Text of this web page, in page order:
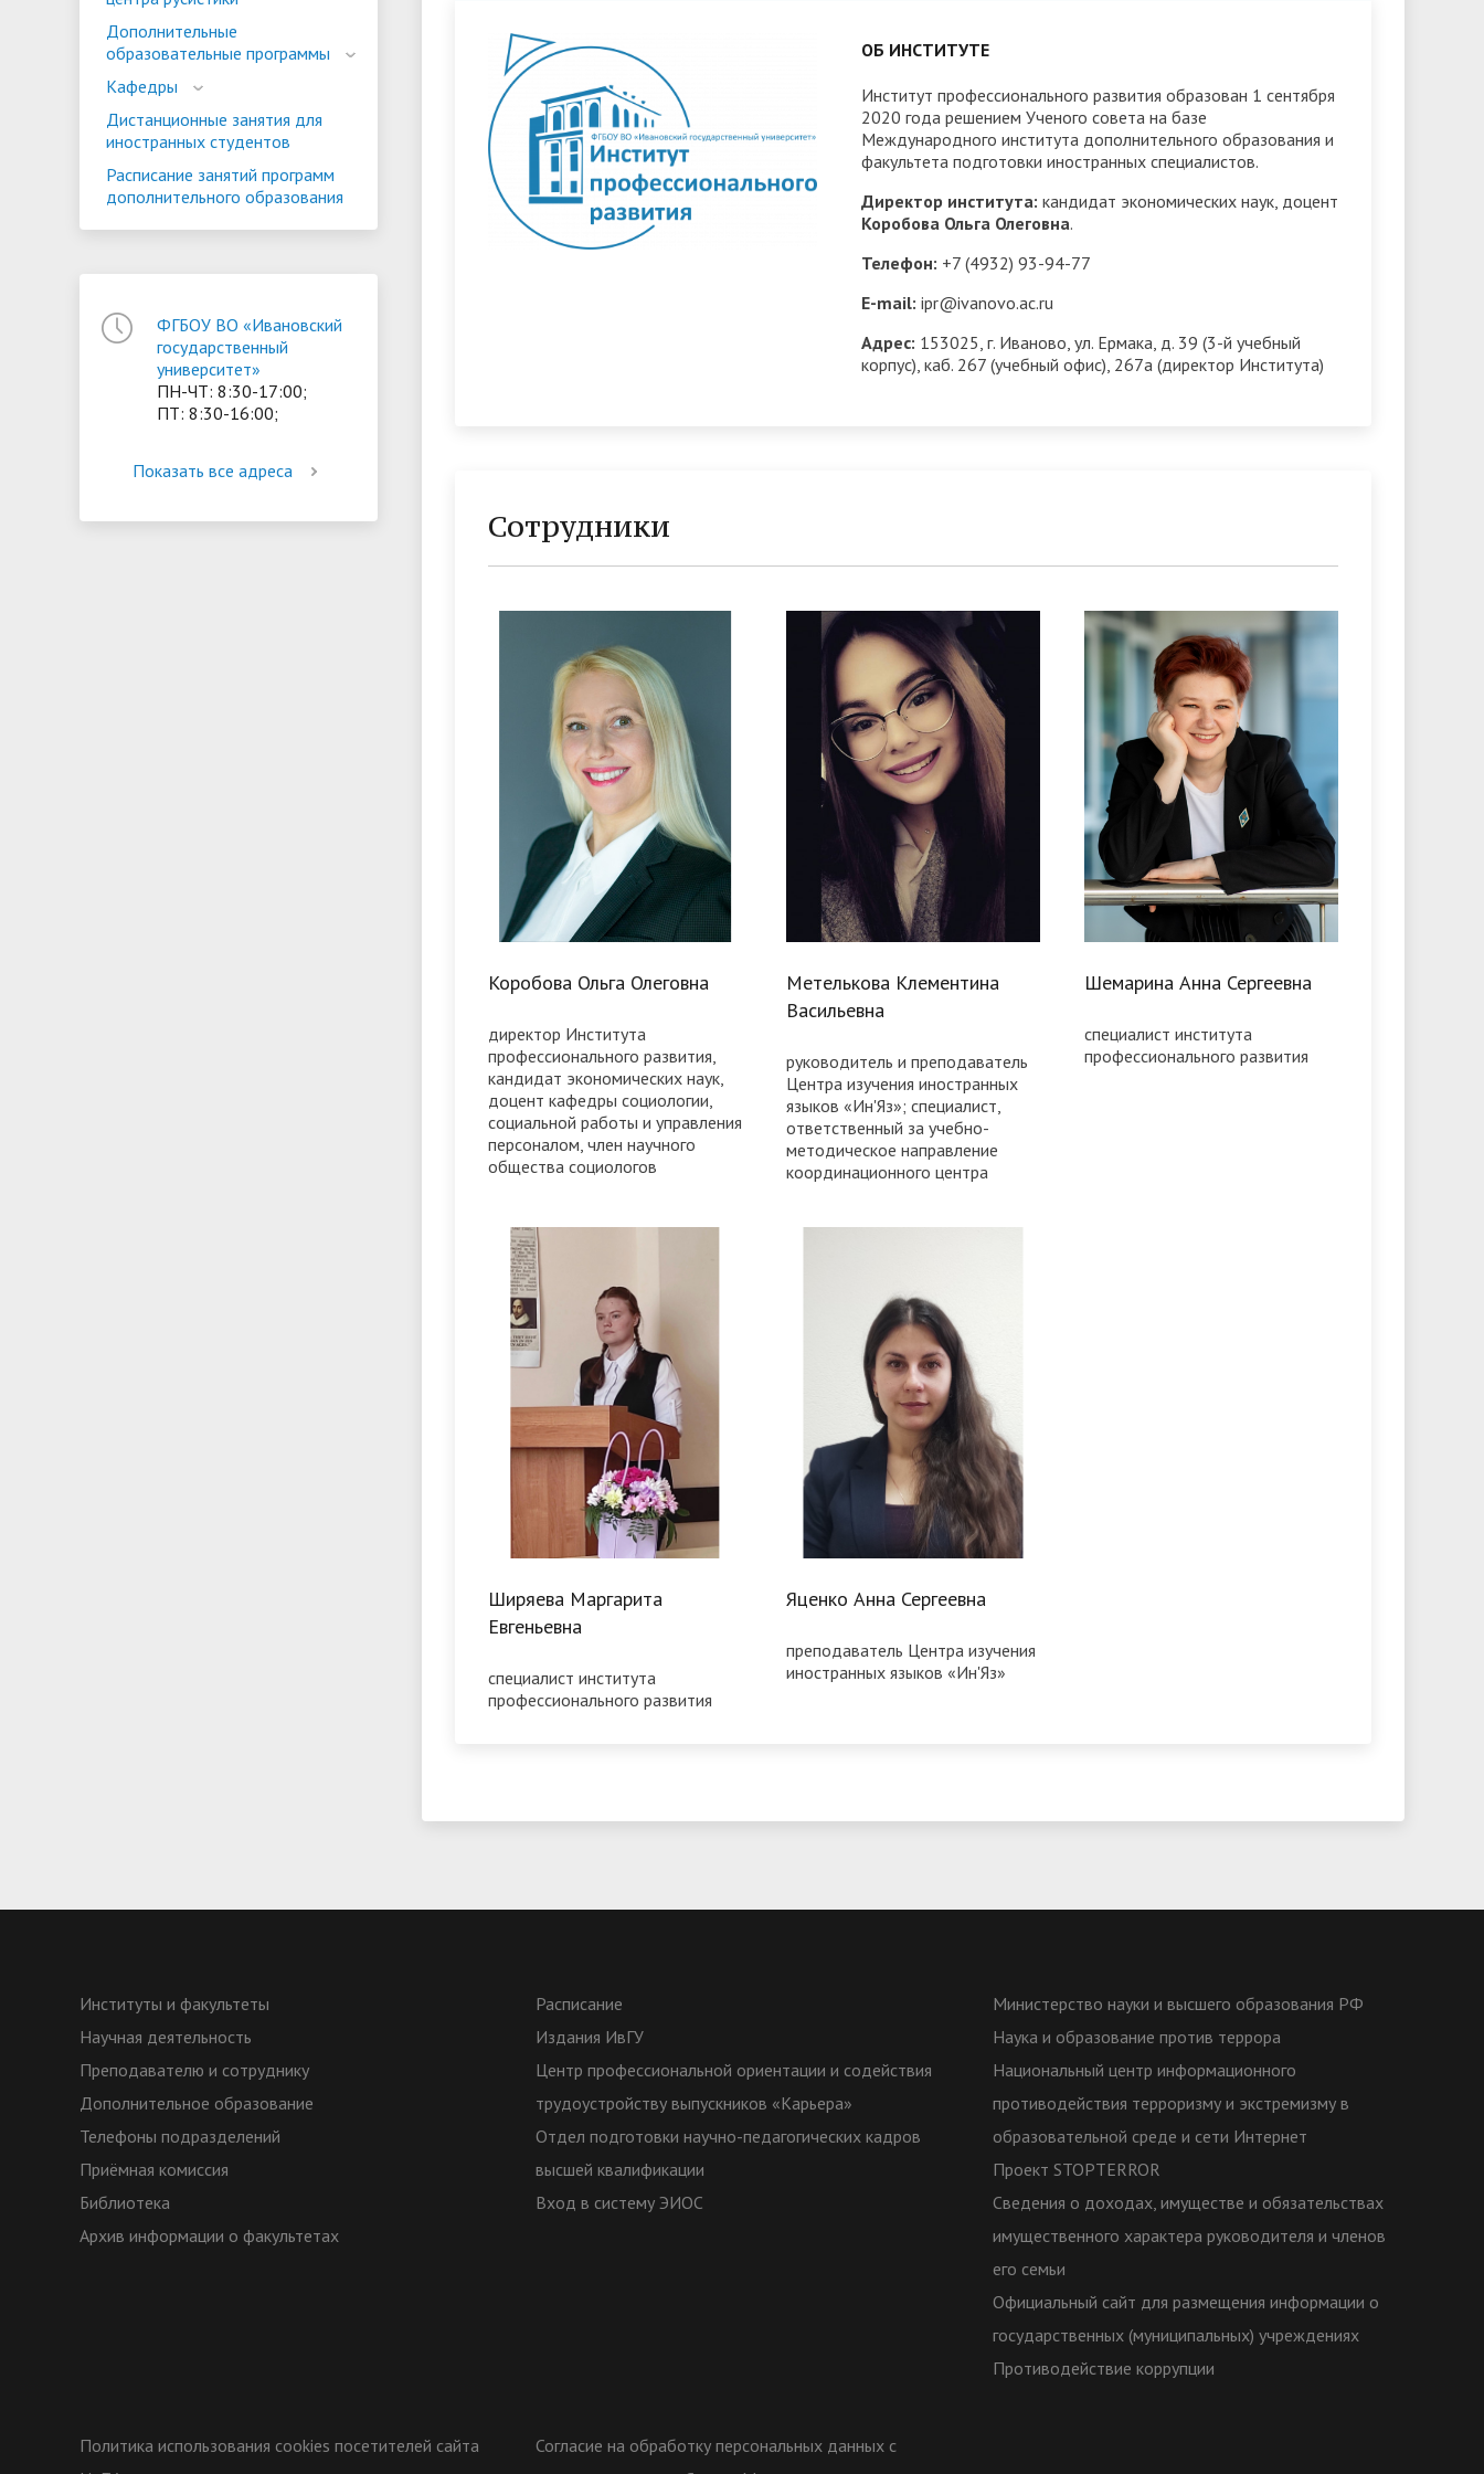
университет»
• Конкурсы на замещение
должностей
• Брендбук • Вход в систему ЭИОС
• Центр тестирования
иностранных граждан ИвГУ
• Вход в корпоративную почту
• Федеральный проект
«Содействие занятости»
• Совет ректоров
• Олимпиада "Большие надежды
малых городов"
ориентации и содействия
трудоустройству выпускников
«Карьера»
• Дистанционные занятия для
иностранных студентов
финансового просвещения ИвГУ
• Платные образовательные услуги
Доступная среда
• Стипендии и меры поддержки
обучающихся
• Платные образовательные услуги
• Финансово-хозяйственная
• Абитуриенту
• Международное сотрудничество
• Внутренняя система оценки
качества образования
• Руководство
• Педагогический состав
Дополнительные
образовательные программы
Кафедры
Дистанционные занятия для
иностранных студентов
Расписание занятий программ
дополнительного образования
ФГБОУ ВО «Ивановский
государственный
университет»
ПН-ЧТ: 8:30-17:00;
ПТ: 8:30-16:00;
Показать все адреса
ОБ ИНСТИТУТЕ
Институт профессионального развития образован 1 сентября
2020 года решением Ученого совета на базе
Международного института дополнительного образования и
факультета подготовки иностранных специалистов.
Директор института: кандидат экономических наук, доцент
Коробова Ольга Олеговна.
Телефон: +7 (4932) 93-94-77
E-mail: ipr@ivanovo.ac.ru
Адрес: 153025, г. Иваново, ул. Ермака, д. 39 (3-й учебный
корпус), каб. 267 (учебный офис), 267а (директор Института)
Сотрудники
Коробова Ольга Олеговна
директор Института
профессионального развития,
кандидат экономических наук,
доцент кафедры социологии,
социальной работы и управления
персоналом, член научного
общества социологов
Метелькова Клементина
Васильевна
руководитель и преподаватель
Центра изучения иностранных
языков «Ин'Яз»; специалист,
ответственный за учебно-
методическое направление
координационного центра
Шемарина Анна Сергеевна
специалист института
профессионального развития
Ширяева Маргарита
Евгеньевна
специалист института
профессионального развития
Яценко Анна Сергеевна
преподаватель Центра изучения
иностранных языков «Ин'Яз»
Институты и факультеты
Научная деятельность
Преподавателю и сотруднику
Дополнительное образование
Телефоны подразделений
Приёмная комиссия
Библиотека
Архив информации о факультетах
Расписание
Издания ИвГУ
Центр профессиональной ориентации и содействия
трудоустройству выпускников «Карьера»
Отдел подготовки научно-педагогических кадров
высшей квалификации
Вход в систему ЭИОС
Министерство науки и высшего образования РФ
Наука и образование против террора
Национальный центр информационного
противодействия терроризму и экстремизму в
образовательной среде и сети Интернет
Проект STOPTERROR
Сведения о доходах, имуществе и обязательствах
имущественного характера руководителя и членов
его семьи
Официальный сайт для размещения информации о
государственных (муниципальных) учреждениях
Противодействие коррупции
Политика использования cookies посетителей сайта
Согласие на обработку персональных данных с